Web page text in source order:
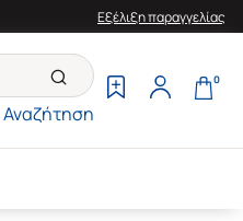
Εξέλιξη παραγγελίας
0